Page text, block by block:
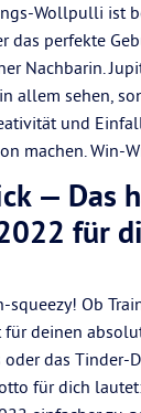
Wollpulli ist
das perfekte
Nachbarin.
allem sehen,
und
machen. Win-
— Das
für
squeezy! Ob
für deinen
oder das Tinder-
für dich